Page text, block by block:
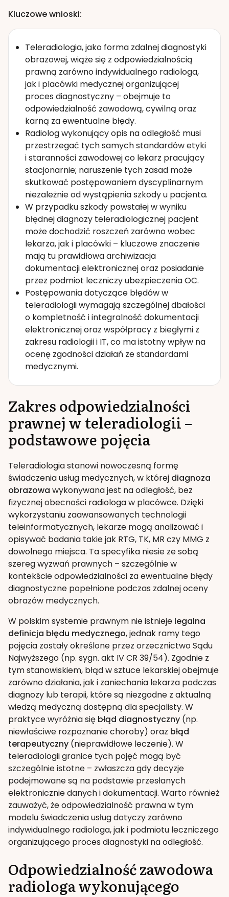
Kluczowe wnioski:
Teleradiologia, jako forma zdalnej diagnostyki
obrazowej, wiąże się z odpowiedzialnością
prawną zarówno indywidualnego radiologa,
jak i placówki medycznej organizującej
proces diagnostyczny – obejmuje to
odpowiedzialność zawodową, cywilną oraz
karną za ewentualne błędy.
Radiolog wykonujący opis na odległość musi
przestrzegać tych samych standardów etyki
i staranności zawodowej co lekarz pracujący
stacjonarnie; naruszenie tych zasad może
skutkować postępowaniem dyscyplinarnym
niezależnie od wystąpienia szkody u pacjenta.
W przypadku szkody powstałej w wyniku
błędnej diagnozy teleradiologicznej pacjent
może dochodzić roszczeń zarówno wobec
lekarza, jak i placówki – kluczowe znaczenie
mają tu prawidłowa archiwizacja
dokumentacji elektronicznej oraz posiadanie
przez podmiot leczniczy ubezpieczenia OC.
Postępowania dotyczące błędów w
teleradiologii wymagają szczególnej dbałości
o kompletność i integralność dokumentacji
elektronicznej oraz współpracy z biegłymi z
zakresu radiologii i IT, co ma istotny wpływ na
ocenę zgodności działań ze standardami
medycznymi.
Zakres odpowiedzialności
prawnej w teleradiologii –
podstawowe pojęcia
Teleradiologia stanowi nowoczesną formę
świadczenia usług medycznych, w której diagnoza
obrazowa wykonywana jest na odległość, bez
fizycznej obecności radiologa w placówce. Dzięki
wykorzystaniu zaawansowanych technologii
teleinformatycznych, lekarze mogą analizować i
opisywać badania takie jak RTG, TK, MR czy MMG z
dowolnego miejsca. Ta specyfika niesie ze sobą
szereg wyzwań prawnych – szczególnie w
kontekście odpowiedzialności za ewentualne błędy
diagnostyczne popełnione podczas zdalnej oceny
obrazów medycznych.
W polskim systemie prawnym nie istnieje legalna
definicja błędu medycznego, jednak ramy tego
pojęcia zostały określone przez orzecznictwo Sądu
Najwyższego (np. sygn. akt IV CR 39/54). Zgodnie z
tym stanowiskiem, błąd w sztuce lekarskiej obejmuje
zarówno działania, jak i zaniechania lekarza podczas
diagnozy lub terapii, które są niezgodne z aktualną
wiedzą medyczną dostępną dla specjalisty. W
praktyce wyróżnia się błąd diagnostyczny (np.
niewłaściwe rozpoznanie choroby) oraz błąd
terapeutyczny (nieprawidłowe leczenie). W
teleradiologii granice tych pojęć mogą być
szczególnie istotne – zwłaszcza gdy decyzje
podejmowane są na podstawie przesłanych
elektronicznie danych i dokumentacji. Warto również
zauważyć, że odpowiedzialność prawna w tym
modelu świadczenia usług dotyczy zarówno
indywidualnego radiologa, jak i podmiotu leczniczego
organizującego proces diagnostyki na odległość.
Odpowiedzialność zawodowa
radiologa wykonującego